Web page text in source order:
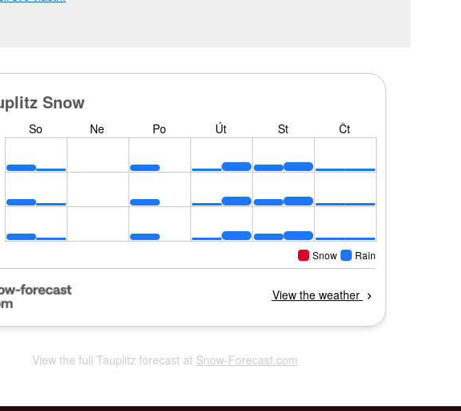
View the full Tauplitz forecast at Snow-Forecast.com